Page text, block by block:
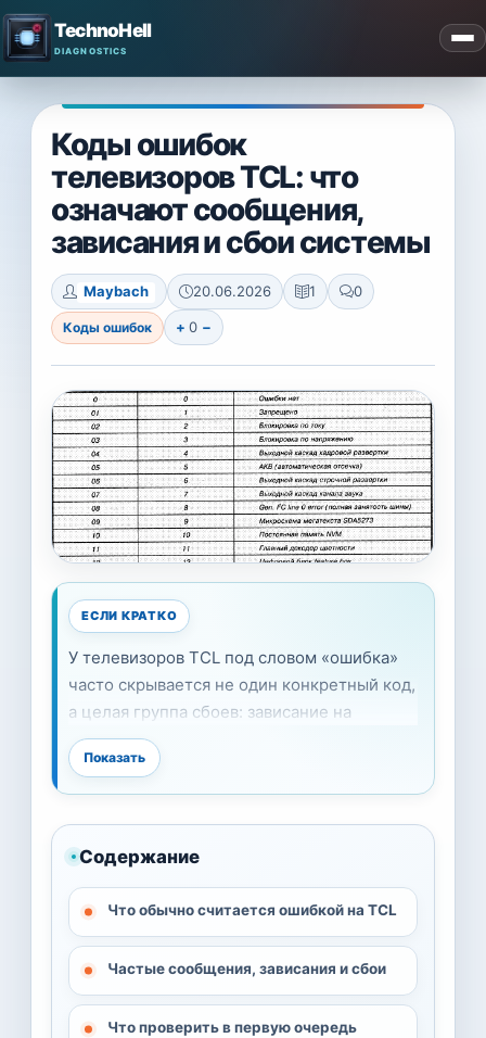
TechnoHell
Коды ошибок
телевизоров TCL: что
означают сообщения,
зависания и сбои системы
Maybach 20.06.2026 1 0
Коды ошибок + 0 −
ЕСЛИ КРАТКО
У телевизоров TCL под словом «ошибка»
часто скрывается не один конкретный код,
а целая группа сбоев: зависание на
логотипе, циклическая перезагрузка,
проблемы с приложениями, сбой
обновления, потеря сети или вход в
recovery mode. В большинстве случаев
сначала стоит исключить питание,
интернет, неудачное обновление и сбой
приложения. Только после этого имеет
смысл делать полный сброс.
Показать
Содержание
Что обычно считается ошибкой на TCL
Частые сообщения, зависания и сбои
Что проверить в первую очередь